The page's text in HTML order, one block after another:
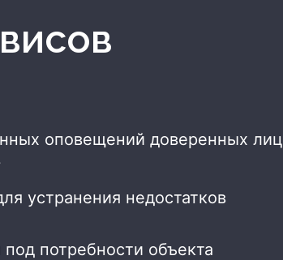
оповещений доверенных лиц
устранения недостатков
потребности объекта